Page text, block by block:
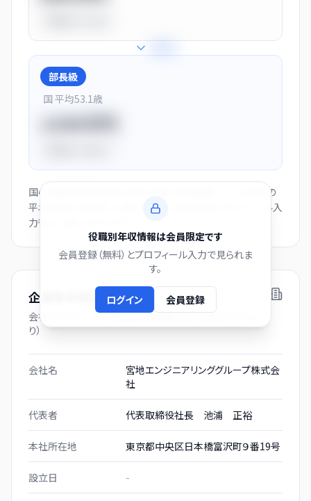
部長級
国 平均53.1歳
役職別年収情報は会員限定です
会員登録（無料）とプロフィール入力で見られま
す。
ログイン 会員登録
国の役職別賃金（部長・課長・係長・非役職者）と、この会社の
平均年収から逆算した推計値です。会員登録とプロフィール入
力後にご覧いただけます。
企業基本情報
会社プロフィール（有価証券報告書および gBizINFO よ
り）
会社名
宮地エンジニアリンググループ株式会
社
代表者 代表取締役社長 池浦 正裕
本社所在地 東京都中央区日本橋富沢町９番19号
設立日 -